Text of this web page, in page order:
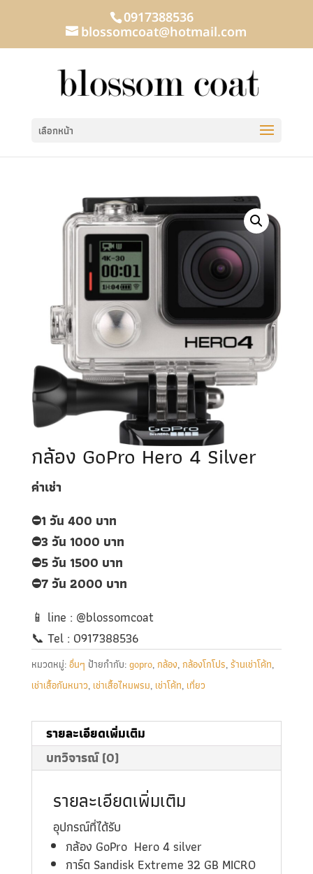
0917388536
blossomcoat@hotmail.com
เลือกหน้า
กล้อง GoPro Hero 4 Silver
ค่าเช่า
⛔️1 วัน 400 บาท
⛔️3 วัน 1000 บาท
⛔️5 วัน 1500 บาท
⛔️7 วัน 2000 บาท
📱 line : @blossomcoat
📞 Tel : 0917388536
หมวดหมู่:อื่นๆ ป้ายกำกับ:gopro,กล้อง,กล้องโกโปร,ร้านเช่าโค้ท,
เช่าเสื้อกันหนาว, เช่าเสื้อไหมพรม, เช่าโค้ท, เที่ยว
รายละเอียดเพิ่มเติม
บทวิจารณ์ (0)
รายละเอียดเพิ่มเติม
อุปกรณ์ที่ได้รับ
กล้อง GoPro Hero 4 silver
การ์ด Sandisk Extreme 32 GB MICRO